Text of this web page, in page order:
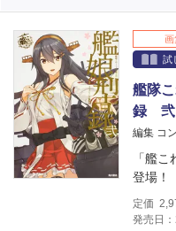
画
試
艦隊
録 弐
編集 コ
「艦
登場！
定価
発売日